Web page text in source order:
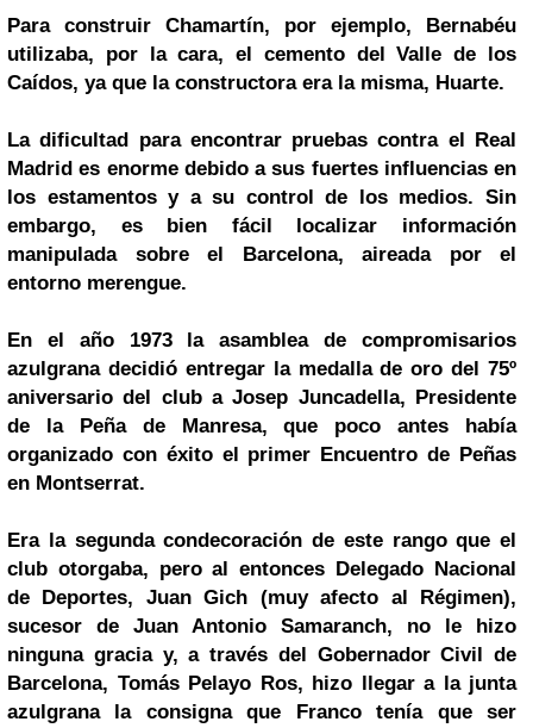
Para construir Chamartín, por ejemplo, Bernabéu
utilizaba, por la cara, el cemento del Valle de los
Caídos, ya que la constructora era la misma, Huarte.
La dificultad para encontrar pruebas contra el Real
Madrid es enorme debido a sus fuertes influencias en
los estamentos y a su control de los medios. Sin
embargo, es bien fácil localizar información
manipulada sobre el Barcelona, aireada por el
entorno merengue.
En el año 1973 la asamblea de compromisarios
azulgrana decidió entregar la medalla de oro del 75º
aniversario del club a Josep Juncadella, Presidente
de la Peña de Manresa, que poco antes había
organizado con éxito el primer Encuentro de Peñas
en Montserrat.
Era la segunda condecoración de este rango que el
club otorgaba, pero al entonces Delegado Nacional
de Deportes, Juan Gich (muy afecto al Régimen),
sucesor de Juan Antonio Samaranch, no le hizo
ninguna gracia y, a través del Gobernador Civil de
Barcelona, Tomás Pelayo Ros, hizo llegar a la junta
azulgrana la consigna que Franco tenía que ser